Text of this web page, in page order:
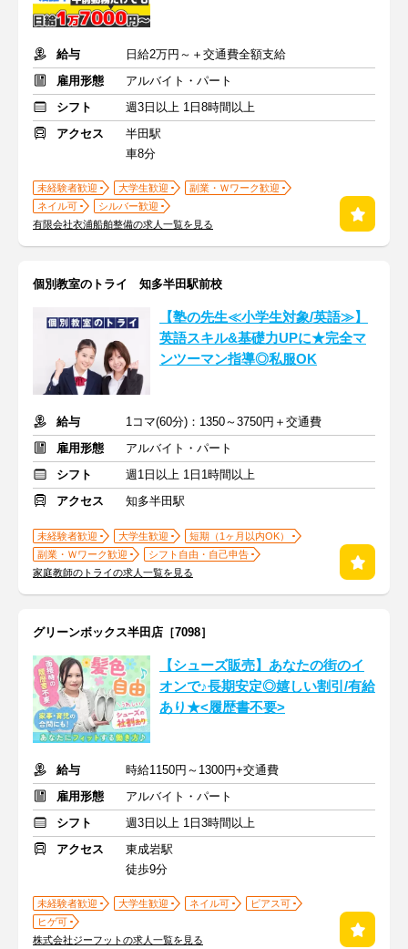
給与
日給2万円～＋交通費全額支給
雇用形態
アルバイト・パート
シフト
週3日以上 1日8時間以上
アクセス
半田駅
車8分
未経験者歓迎 大学生歓迎
副業・Ｗワーク歓迎
ネイル可
シルバー歓迎
有限会社衣浦船舶整備の求人一覧を見る
個別教室のトライ 知多半田駅前校
【塾の先生≪小学生対象/英語≫】
英語スキル&基礎力UPに★完全マ
ンツーマン指導◎私服OK
給与
1コマ(60分)：1350～3750円＋交通費
雇用形態
アルバイト・パート
シフト
週1日以上 1日1時間以上
アクセス
知多半田駅
未経験者歓迎 大学生歓迎
短期（1ヶ月以内OK）
副業・Ｗワーク歓迎
シフト自由・自己申告
家庭教師のトライの求人一覧を見る
グリーンボックス半田店［7098］
【シューズ販売】あなたの街のイ
オンで♪長期安定◎嬉しい割引/有給
あり★<履歴書不要>
給与
時給1150円～1300円+交通費
雇用形態
アルバイト・パート
シフト
週3日以上 1日3時間以上
アクセス
東成岩駅
徒歩9分
未経験者歓迎 大学生歓迎 ネイル可
ピアス可
ヒゲ可
株式会社ジーフットの求人一覧を見る